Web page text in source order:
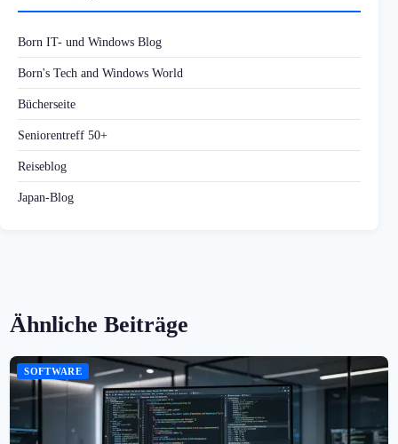
Born IT- und Windows Blog
Born's Tech and Windows World
Bücherseite
Seniorentreff 50+
Reiseblog
Japan-Blog
Ähnliche Beiträge
SOFTWARE